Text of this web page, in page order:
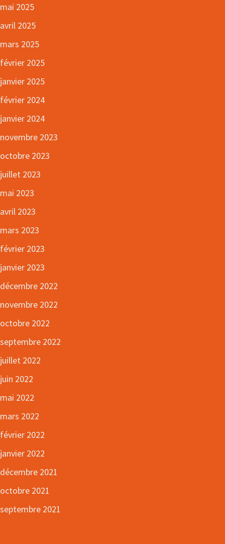
mai 2025
avril 2025
mars 2025
février 2025
janvier 2025
février 2024
janvier 2024
novembre 2023
octobre 2023
juillet 2023
mai 2023
avril 2023
mars 2023
février 2023
janvier 2023
décembre 2022
novembre 2022
octobre 2022
septembre 2022
juillet 2022
juin 2022
mai 2022
mars 2022
février 2022
janvier 2022
décembre 2021
octobre 2021
septembre 2021